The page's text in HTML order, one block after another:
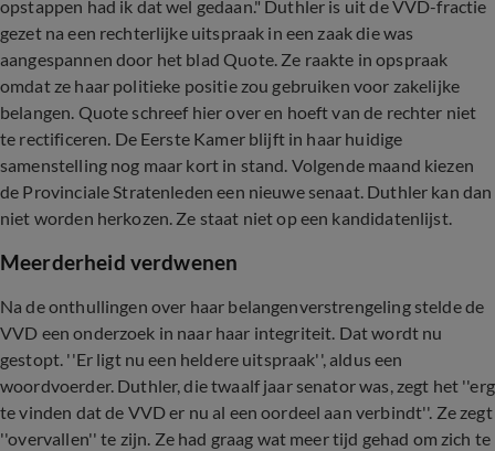
opstappen had ik dat wel gedaan." Duthler is uit de VVD-fractie
gezet na een rechterlijke uitspraak in een zaak die was
aangespannen door het blad Quote. Ze raakte in opspraak
omdat ze haar politieke positie zou gebruiken voor zakelijke
belangen. Quote schreef hier over en hoeft van de rechter niet
te rectificeren. De Eerste Kamer blijft in haar huidige
samenstelling nog maar kort in stand. Volgende maand kiezen
de Provinciale Stratenleden een nieuwe senaat. Duthler kan dan
niet worden herkozen. Ze staat niet op een kandidatenlijst.
Meerderheid verdwenen
Na de onthullingen over haar belangenverstrengeling stelde de
VVD een onderzoek in naar haar integriteit. Dat wordt nu
gestopt. ''Er ligt nu een heldere uitspraak'', aldus een
woordvoerder. Duthler, die twaalf jaar senator was, zegt het ''erg
te vinden dat de VVD er nu al een oordeel aan verbindt''. Ze zegt
''overvallen'' te zijn. Ze had graag wat meer tijd gehad om zich te